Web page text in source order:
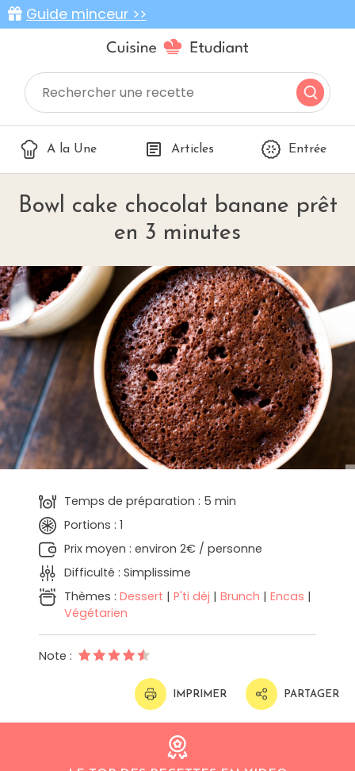
Guide minceur >>
A la Une Articles Entrée
Bowl cake chocolat banane prêt
en 3 minutes
Temps de préparation : 5 min
Portions : 1
Prix moyen : environ 2€ / personne
Difficulté : Simplissime
Thèmes : Dessert | P'ti dèj | Brunch | Encas |
Végétarien
Note :
IMPRIMER PARTAGER